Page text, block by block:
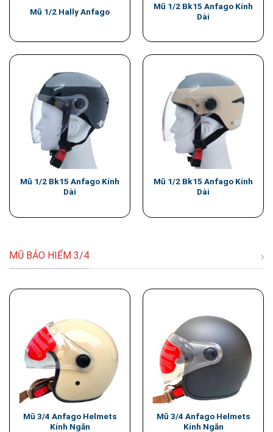
Mũ 1/2 Hally Anfago
Mũ 1/2 Bk15 Anfago Kính
Dài
Mũ 1/2 Bk15 Anfago Kính
Dài
Mũ 1/2 Bk15 Anfago Kính
Dài
MŨ BẢO HIỂM 3/4
Mũ 3/4 Anfago Helmets
Kính Ngắn
Mũ 3/4 Anfago Helmets
Kính Ngắn